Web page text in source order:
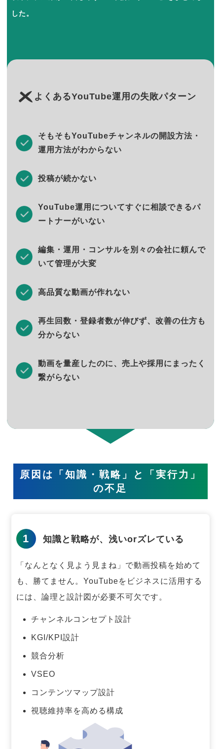
した。
よくあるYouTube運用の失敗パターン
そもそもYouTubeチャンネルの開設方法・
運用方法がわからない
投稿が続かない
YouTube運用についてすぐに相談できるパ
ートナーがいない
編集・運用・コンサルを別々の会社に頼んで
いて管理が大変
高品質な動画が作れない
再生回数・登録者数が伸びず、改善の仕方も
分からない
動画を量産したのに、売上や採用にまったく
繋がらない
原因は「知識・戦略」と「実行力」
の不足
1 知識と戦略が、浅いorズレている
「なんとなく見よう見まね」で動画投稿を始めて
も、勝てません。 YouTubeをビジネスに活用する
には、論理と設計図が必要不可欠です。
チャンネルコンセプト設計
KGI/KPI設計
競合分析
VSEO
コンテンツマップ設計
視聴維持率を高める構成